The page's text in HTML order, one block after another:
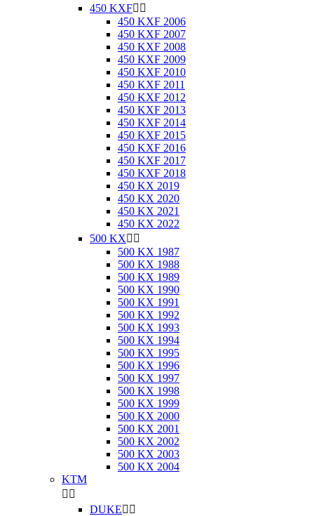
450 KXF 
450 KXF 2006
450 KXF 2007
450 KXF 2008
450 KXF 2009
450 KXF 2010
450 KXF 2011
450 KXF 2012
450 KXF 2013
450 KXF 2014
450 KXF 2015
450 KXF 2016
450 KXF 2017
450 KXF 2018
450 KX 2019
450 KX 2020
450 KX 2021
450 KX 2022
500 KX 
500 KX 1987
500 KX 1988
500 KX 1989
500 KX 1990
500 KX 1991
500 KX 1992
500 KX 1993
500 KX 1994
500 KX 1995
500 KX 1996
500 KX 1997
500 KX 1998
500 KX 1999
500 KX 2000
500 KX 2001
500 KX 2002
500 KX 2003
500 KX 2004
KTM
 
DUKE 